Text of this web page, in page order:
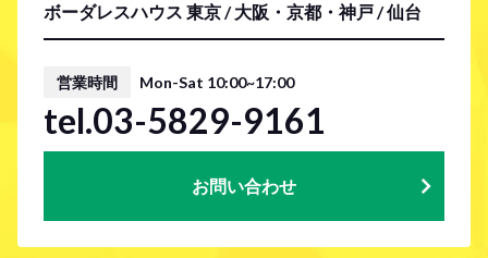
ボーダレスハウス 東京 / 大阪・京都・神戸 / 仙台
営業時間 Mon-Sat 10:00~17:00
tel.03-5829-9161
お問い合わせ